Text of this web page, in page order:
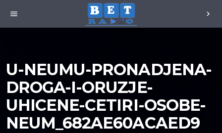
menu chevron_right
U-NEUMU-PRONADJENA-
DROGA-I-ORUZJE-
UHICENE-CETIRI-OSOBE-
NEUM_682AE60ACAED9